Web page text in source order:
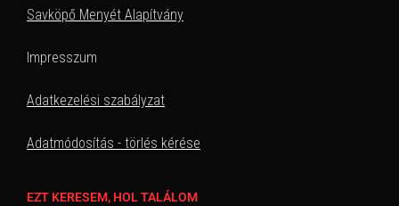
Savköpő Menyét Alapítvány
Impresszum
Adatkezelési szabályzat
Adatmódosítás - törlés kérése
EZT KERESEM, HOL TALÁLOM